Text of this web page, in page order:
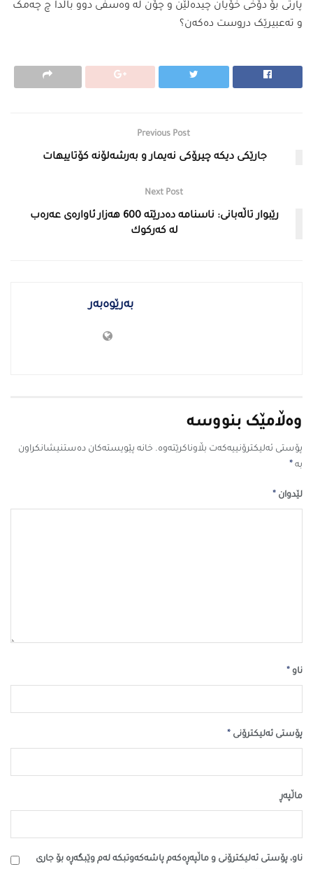
پارتی بۆ دۆخی خۆیان چیدەڵێن و چۆن لە وەسفی دوو باڵدا چ چەمک
و تەعبیرێک دروست دەکەن؟
Previous Post
جارێكى دیكه‌ چیرۆكى نه‌یمار و به‌رشه‌لۆنه‌ كۆتاییهات
Next Post
رێبوار تاڵەبانی: ناسنامە دەدرێتە 600 هەزار ئاوارەی عەرەب
لە كەركوك
بەرێوەبەر
وەڵامێک بنووسە
پۆستی ئەلیکترۆنییەکەت بڵاوناکرێتەوە. خانە پێویستەکان دەستنیشانکراون
بە *
لێدوان *
ناو *
پۆستی ئەلیکترۆنی *
ماڵپه‌ڕ
ناو، پۆستی ئەلیکترۆنی و ماڵپەڕەکەم پاشەکەوتبکە لەم وێبگەڕە بۆ جاری